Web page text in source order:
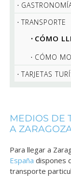
TRANSPORTE
CÓMO
CÓMO
TARJETAS
MEDIOS DE
A
Para llegar a
España dispones
transporte